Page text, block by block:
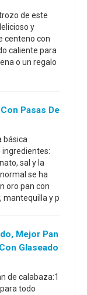
de este
y
centeno con
caliente para
o un regalo
Pasas De
básica
ingredientes:
sal y la
se ha
oro pan con
mantequilla y p
Mejor Pan
Glaseado
de calabaza:1
todo